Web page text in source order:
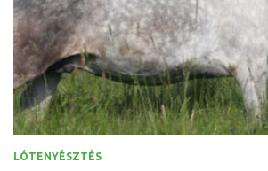
LÓTENYÉSZTÉS